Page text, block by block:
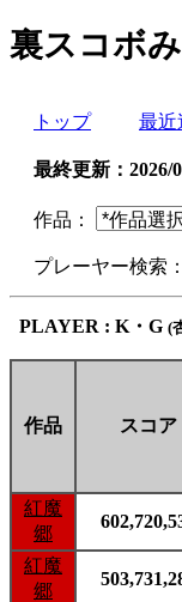
裏スコボ
トップ 最近
最終更新：2026/
作品：
プレーヤー検索：
PLAYER : K・G (
作品 スコア
紅魔
郷
紅魔
郷